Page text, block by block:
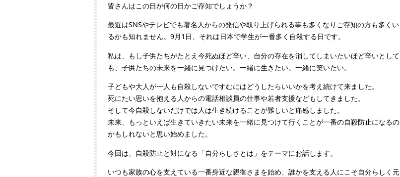
皆さんはこの日が何の日かご存知でしょうか？
最近はSNSやテレビでも著名人からの発信や取り上げられる事も多くなりご存知の方も多くい
るかも知れません。9月1日、それは日本で学生が一番多く自殺する日です。
私は、もし子供たちがたとえ今死ぬほど辛い、自分の存在を消してしまいたいほど辛いとして
も、子供たちの未来を一緒に見つけたい。一緒に生きたい。一緒に笑いたい。
子どもや大人が一人も自殺しないですむにはどうしたらいいかを考え続けて来ました。
死にたい思いを抱える人からの電話相談員の仕事や若者支援などもしてきました。
そして今自殺しないだけでは人は生き続けることが難しいと痛感しました。
未来、もっといえば生きていきたい未来を一緒に見つけて行くことが一番の自殺防止になるの
かもしれないと思い始めました。
今回は、自殺防止と対になる「自分らしさとは」をテーマにお話します。
いつも家族の心を支えている一番身近な親御さまを始め、誰かを支える人にこそ自分らしく元